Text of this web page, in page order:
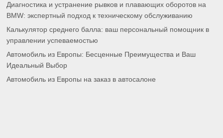
Диагностика и устранение рывков и плавающих оборотов на
BMW: экспертный подход к техническому обслуживанию
Калькулятор среднего балла: ваш персональный помощник в
управлении успеваемостью
Автомобиль из Европы: Бесценные Преимущества и Ваш
Идеальный Выбор
Автомобиль из Европы на заказ в автосалоне